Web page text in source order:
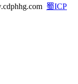
蜀ICP